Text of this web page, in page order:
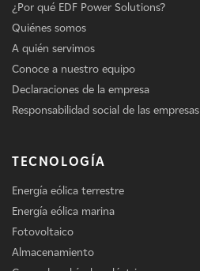
¿Por qué EDF Power Solutions?
Quiénes somos
A quién servimos
Conoce a nuestro equipo
Declaraciones de la empresa
Responsabilidad social de las empresas
TECNOLOGÍA
Energía eólica terrestre
Energía eólica marina
Fotovoltaico
Almacenamiento